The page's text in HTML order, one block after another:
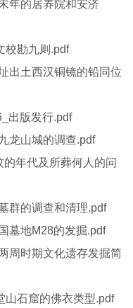
的居养院和安济
勘九则.pdf
土西汉铜镜的铅同位
版发行.pdf
山城的调查.pdf
年代及所葬何人的问
的调查和清理.pdf
地M28的发掘.pdf
时期文化遗存发掘简
石窟的佛衣类型.pdf